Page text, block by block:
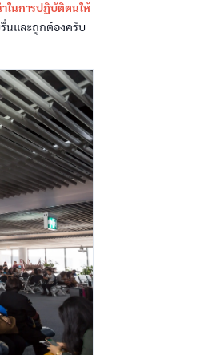
ในการปฏิบัติตนให้
นและถูกต้องครับ